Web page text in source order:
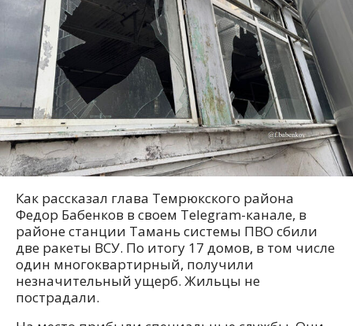
Как рассказал глава Темрюкского района
Федор Бабенков в своем Telegram-канале, в
районе станции Тамань системы ПВО сбили
две ракеты ВСУ. По итогу 17 домов, в том числе
один многоквартирный, получили
незначительный ущерб. Жильцы не
пострадали.